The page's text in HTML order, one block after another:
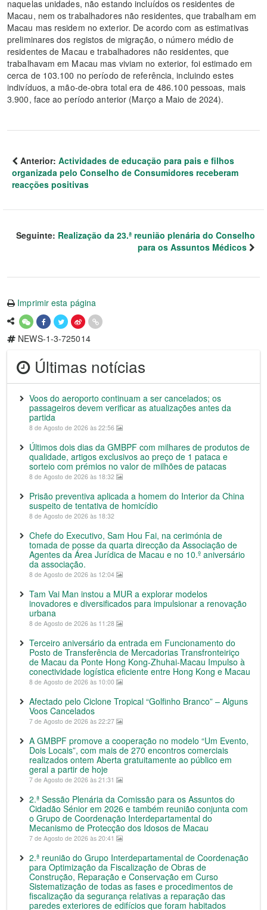
naquelas unidades, não estando incluídos os residentes de
Macau, nem os trabalhadores não residentes, que trabalham em
Macau mas residem no exterior. De acordo com as estimativas
preliminares dos registos de migração, o número médio de
residentes de Macau e trabalhadores não residentes, que
trabalhavam em Macau mas viviam no exterior, foi estimado em
cerca de 103.100 no período de referência, incluindo estes
indivíduos, a mão-de-obra total era de 486.100 pessoas, mais
3.900, face ao período anterior (Março a Maio de 2024).
Anterior: Actividades de educação para pais e filhos
organizada pelo Conselho de Consumidores receberam
reacções positivas
Seguinte: Realização da 23.ª reunião plenária do Conselho
para os Assuntos Médicos
Imprimir esta página
NEWS-1-3-725014
Últimas notícias
Voos do aeroporto continuam a ser cancelados; os
passageiros devem verificar as atualizações antes da
partida
8 de Agosto de 2026 às 22:56
Últimos dois dias da GMBPF com milhares de produtos de
qualidade, artigos exclusivos ao preço de 1 pataca e
sorteio com prémios no valor de milhões de patacas
8 de Agosto de 2026 às 18:32
Prisão preventiva aplicada a homem do Interior da China
suspeito de tentativa de homicídio
8 de Agosto de 2026 às 18:32
Chefe do Executivo, Sam Hou Fai, na cerimónia de
tomada de posse da quarta direcção da Associação de
Agentes da Área Jurídica de Macau e no 10.º aniversário
da associação.
8 de Agosto de 2026 às 12:04
Tam Vai Man instou a MUR a explorar modelos
inovadores e diversificados para impulsionar a renovação
urbana
8 de Agosto de 2026 às 11:28
Terceiro aniversário da entrada em Funcionamento do
Posto de Transferência de Mercadorias Transfronteiriço
de Macau da Ponte Hong Kong-Zhuhai-Macau Impulso à
conectividade logística eficiente entre Hong Kong e Macau
8 de Agosto de 2026 às 10:00
Afectado pelo Ciclone Tropical “Golfinho Branco” – Alguns
Voos Cancelados
7 de Agosto de 2026 às 22:27
A GMBPF promove a cooperação no modelo “Um Evento,
Dois Locais”, com mais de 270 encontros comerciais
realizados ontem Aberta gratuitamente ao público em
geral a partir de hoje
7 de Agosto de 2026 às 21:31
2.ª Sessão Plenária da Comissão para os Assuntos do
Cidadão Sénior em 2026 e também reunião conjunta com
o Grupo de Coordenação Interdepartamental do
Mecanismo de Protecção dos Idosos de Macau
7 de Agosto de 2026 às 20:41
2.ª reunião do Grupo Interdepartamental de Coordenação
para Optimização da Fiscalização de Obras de
Construção, Reparação e Conservação em Curso
Sistematização de todas as fases e procedimentos de
fiscalização da segurança relativas a reparação das
paredes exteriores de edifícios que foram habitados